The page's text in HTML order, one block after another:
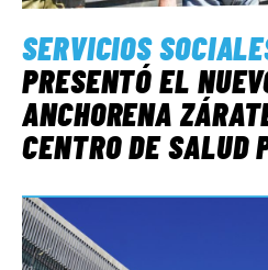
SERVICIOS
PRESENTÓ EL
ANCHORENA
CENTRO DE SALUD